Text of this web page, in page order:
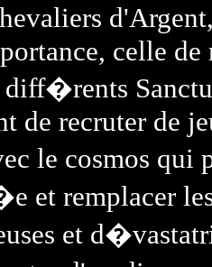
celle
diff�rents
de recruter de
le cosmos qui
et remplacer
et